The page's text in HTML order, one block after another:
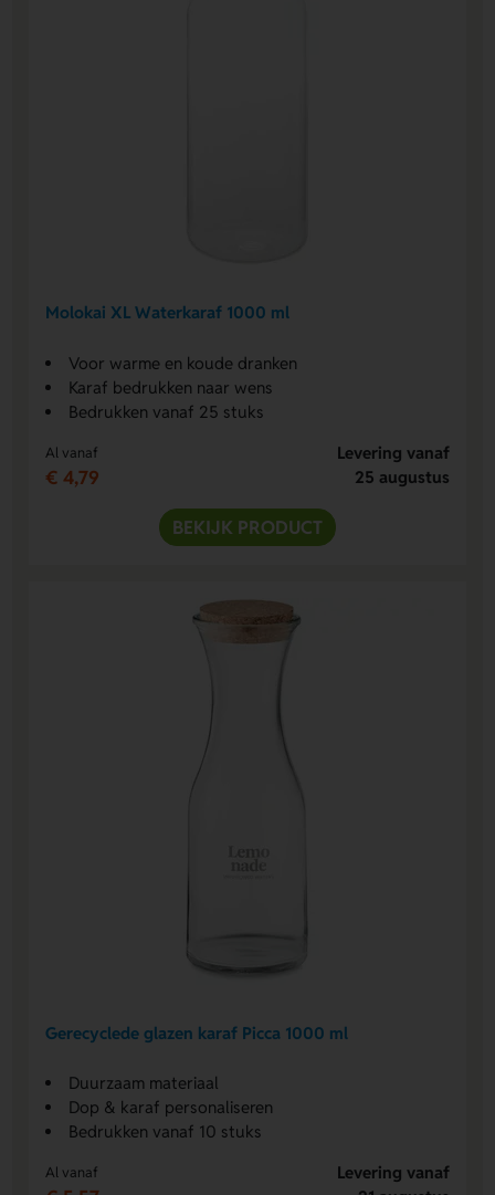
Molokai XL Waterkaraf 1000 ml
Voor warme en koude dranken
Karaf bedrukken naar wens
Bedrukken vanaf 25 stuks
Al vanaf
€ 4,79
Levering vanaf
25 augustus
BEKIJK PRODUCT
Gerecyclede glazen karaf Picca 1000 ml
Duurzaam materiaal
Dop & karaf personaliseren
Bedrukken vanaf 10 stuks
Al vanaf
Levering vanaf